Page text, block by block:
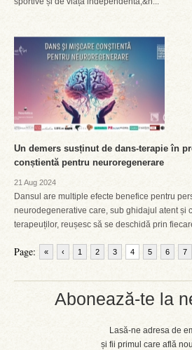
Abonează-te la
Lasă-ne adresa de
și fii primul care află
Un demers susținut de dans-terapie în
conștientă pentru neuroregenerare
21 Aug 2024
Dansul are multiple efecte benefice pentru
neurodegenerative care, sub ghidajul atent și
terapeuților, reușesc să se deschidă prin
Page: « ‹ 1 2 3 4 5 6 7